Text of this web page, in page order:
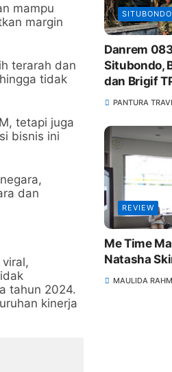
mampu
margin
terarah dan
tidak
tetapi juga
bisnis ini
dan
tahun 2024.
kinerja
SITUBONDO
Danrem
Situbondo,
dan Brigif
PANTURA
REVIEW
Me Time
Natasha
MAULIDA